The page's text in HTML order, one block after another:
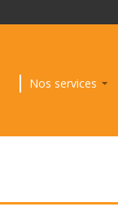
Nos services